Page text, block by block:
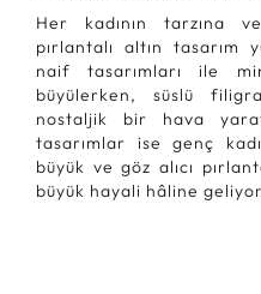
Her kadının tarzına
pırlantalı altın tasarım
naif tasarımları ile
büyülerken, süslü
nostaljik bir hava
tasarımlar ise genç
büyük ve göz alıcı
büyük hayali hâline